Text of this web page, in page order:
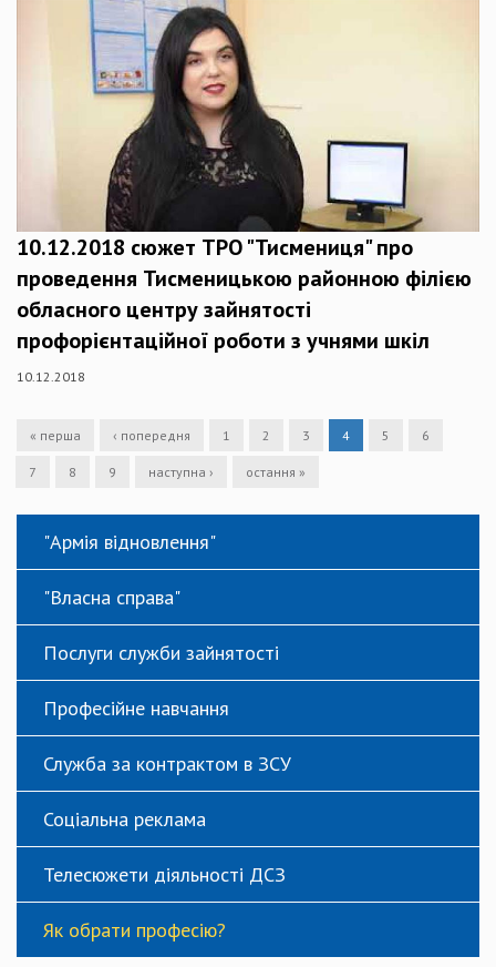
10.12.2018 cюжет ТРО "Тисмениця" про
проведення Тисменицькою районною філією
обласного центру зайнятості
профорієнтаційної роботи з учнями шкіл
10.12.2018
« перша ‹ попередня 1 2 3 4 5 6
7 8 9 наступна › остання »
"Армія відновлення"
"Власна справа"
Послуги служби зайнятості
Професійне навчання
Служба за контрактом в ЗСУ
Соціальна реклама
Телесюжети діяльності ДСЗ
Як обрати професію?